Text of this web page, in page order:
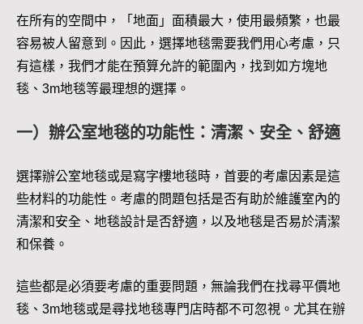
在所有的空間中，「地面」面積最大，使用最頻繁，也最
容易被人留意到。因此，選擇地毯需要我們用心考慮，只
有這樣，我們才能在預算允許的範圍內，找到如方塊地
毯、3m地毯等最理想的選擇。
一）辦公室地毯的功能性：清潔、安全、舒適
選擇辦公室地毯或是寫字樓地毯時，首要的考慮因素是這
些材料的功能性。考慮的問題包括是否有助於維護室內的
清潔和安全、地毯設計是否舒適，以及地毯是否易於清潔
和保養。
這些都是必須要考慮的重要問題，無論我們在找尋平價地
毯、3m地毯或是尋找地毯專門店時都不可忽視。尤其在辦